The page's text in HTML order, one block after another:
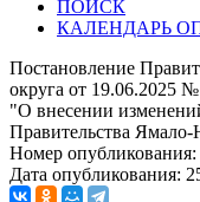
ПОИСК
КАЛЕНДАРЬ
Постановление
округа от 19.06.2025
"О внесении
Правительства Ямало-
Номер опубликования:
Дата опубликования: